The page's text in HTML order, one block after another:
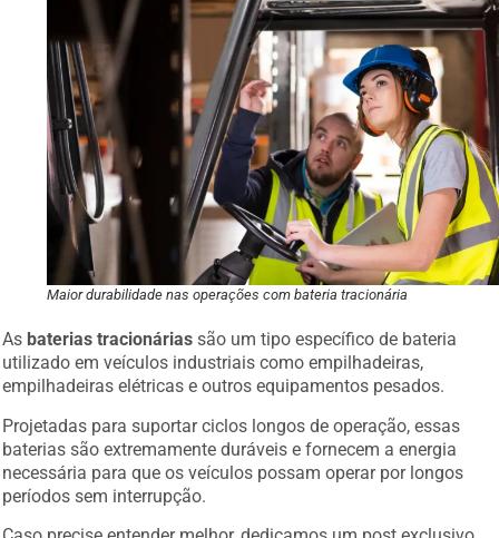
Maior durabilidade nas operações com bateria tracionária
As baterias tracionárias são um tipo específico de bateria
utilizado em veículos industriais como empilhadeiras,
empilhadeiras elétricas e outros equipamentos pesados.
Projetadas para suportar ciclos longos de operação, essas
baterias são extremamente duráveis e fornecem a energia
necessária para que os veículos possam operar por longos
períodos sem interrupção.
Caso precise entender melhor, dedicamos um post exclusivo